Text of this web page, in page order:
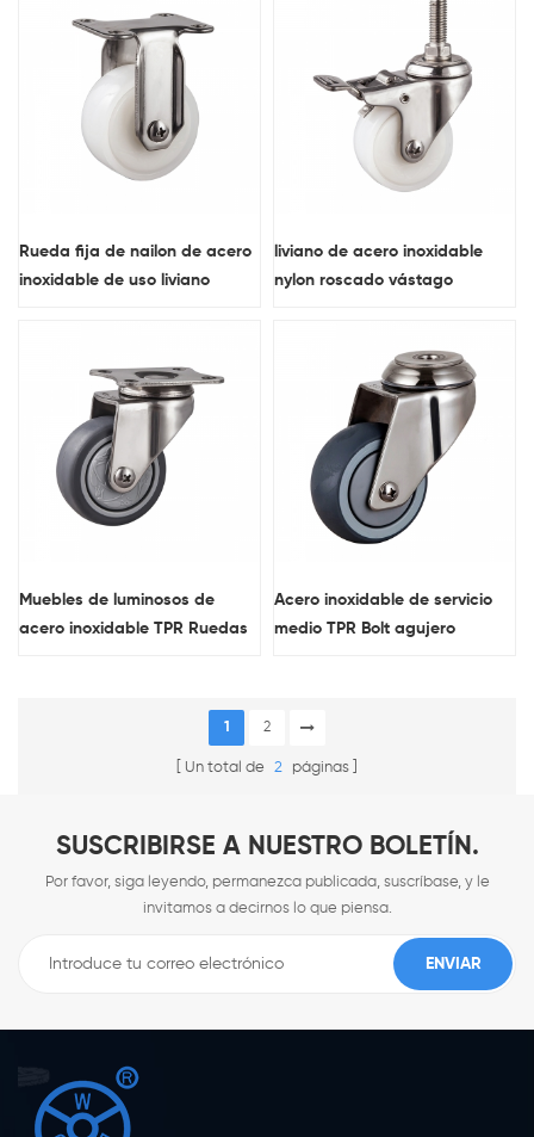
para su libre elección
Rueda fija de nailon de acero
inoxidable de uso liviano
liviano de acero inoxidable
nylon roscado vástago
Muebles de luminosos de
acero inoxidable TPR Ruedas
Acero inoxidable de servicio
medio TPR Bolt agujero
1 2
Un total de 2 páginas
SUSCRIBIRSE A NUESTRO BOLETÍN.
Por favor, siga leyendo, permanezca publicada, suscríbase, y le
invitamos a decirnos lo que piensa.